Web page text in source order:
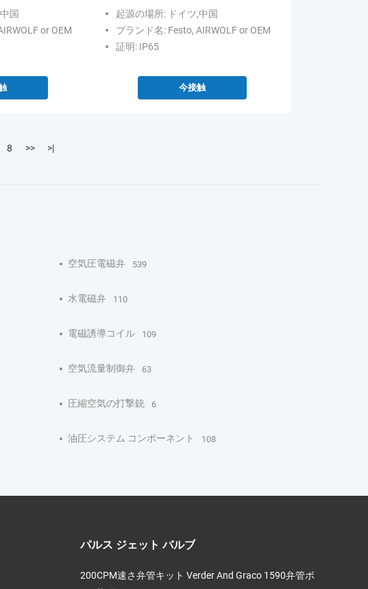
ルブ
国
or OEM
起源の場所: ドイツ,中国
ブランド名: Festo, AIRWOLF or OEM
証明: IP65
今接触
8 >> >|
空気圧電磁弁 539
水電磁弁 110
電磁誘導コイル 109
空気流量制御弁 63
圧縮空気の打撃銃 6
油圧システム コンポーネント 108
パルス ジェット バルブ
200CPM速さ弁管キット Verder And Graco 1590弁管ポ